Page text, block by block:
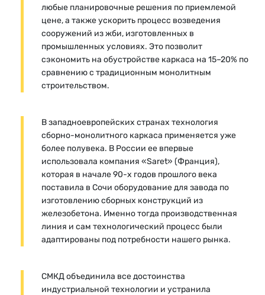
любые планировочные решения по приемлемой
цене, а также ускорить процесс возведения
сооружений из жби, изготовленных в
промышленных условиях. Это позволит
сэкономить на обустройстве каркаса на 15–20% по
сравнению с традиционным монолитным
строительством.
В западноевропейских странах технология
сборно-монолитного каркаса применяется уже
более полувека. В России ее впервые
использовала компания «Saret» (Франция),
которая в начале 90-х годов прошлого века
поставила в Сочи оборудование для завода по
изготовлению сборных конструкций из
железобетона. Именно тогда производственная
линия и сам технологический процесс были
адаптированы под потребности нашего рынка.
СМКД объединила все достоинства
индустриальной технологии и устранила